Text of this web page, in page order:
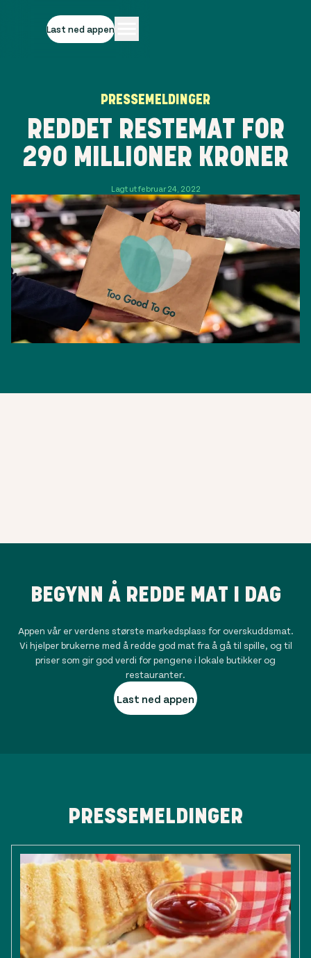
Last ned appen
PRESSEMELDINGER
REDDET RESTEMAT FOR
290 MILLIONER KRONER
Lagt ut februar 24, 2022
BEGYNN Å REDDE MAT I DAG
Appen vår er verdens største markedsplass for overskuddsmat.
Vi hjelper brukerne med å redde god mat fra å gå til spille, og til
priser som gir god verdi for pengene i lokale butikker og
restauranter.
Last ned appen
PRESSEMELDINGER